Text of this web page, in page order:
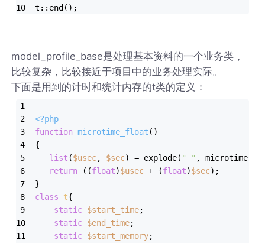
t::end();
model_profile_base是处理基本资料的一个业务类，
比较复杂，比较接近于项目中的业务处理实际。
下面是用到的计时和统计内存的t类的定义：
<?php
function microtime_float ( )
{
list ($usec, $sec) = explode( " " ,
return ((float)$usec + (float)$sec);
}
class
t{
static $start_time;
static $end_time;
static $start_memory;